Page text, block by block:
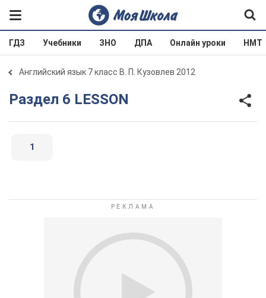
ГДЗ Учебники ЗНО ДПА Онлайн уроки НМТ
Английский язык 7 класс В. П. Кузовлев 2012
Раздел 6 LESSON
1